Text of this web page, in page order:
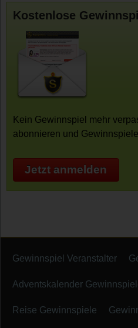
Kostenlose
Kein Gewinnspiel mehr
abonnieren und
Jetzt anmelden
Gewinnspiel Veranstalter
Adventskalender
Reise Gewinnspiele